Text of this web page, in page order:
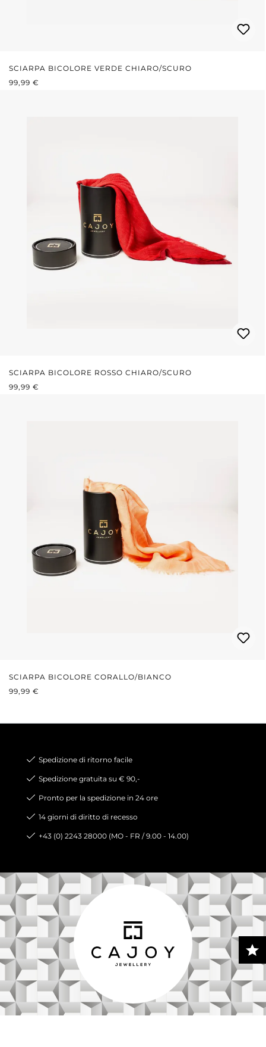
SCIARPA BICOLORE VERDE CHIARO/SCURO
PREZZO NORMALE:
99,99 €
SCIARPA BICOLORE ROSSO CHIARO/SCURO
PREZZO NORMALE:
99,99 €
SCIARPA BICOLORE CORALLO/BIANCO
PREZZO NORMALE:
99,99 €
Spedizione di ritorno facile
Spedizione gratuita su € 90,-
Pronto per la spedizione in 24 ore
14 giorni di diritto di recesso
+43 (0) 2243 28000 (MO - FR / 9.00 - 14.00)